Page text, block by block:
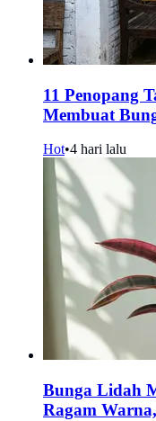
11 Penopang
Membuat
Hot•4 hari lalu
Bunga Lidah
Ragam